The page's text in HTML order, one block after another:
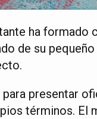
ha formado
de su
para presentar
términos. El